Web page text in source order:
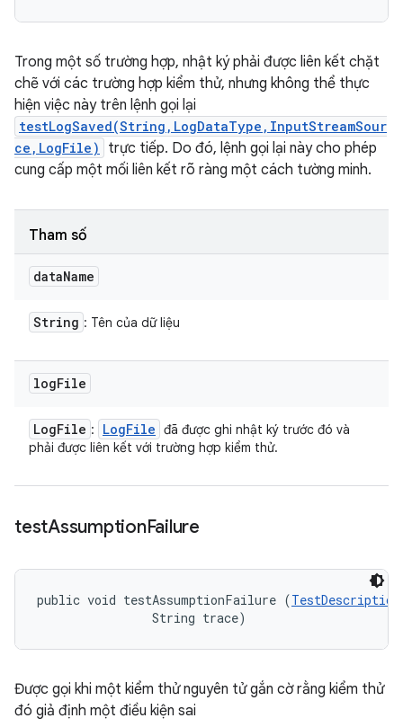
Trong một số trường hợp, nhật ký phải được liên kết chặt
chẽ với các trường hợp kiểm thử, nhưng không thể thực
hiện việc này trên lệnh gọi lại
testLogSaved(String,LogDataType,InputStreamSour
ce,LogFile)
trực tiếp. Do đó, lệnh gọi lại này cho phép
cung cấp một mối liên kết rõ ràng một cách tường minh.
Tham số
dataName
String : Tên của dữ liệu
logFile
LogFile : LogFile đã được ghi nhật ký trước đó và
phải được liên kết với trường hợp kiểm thử.
testAssumptionFailure
public void testAssumptionFailure (TestDescription
                String trace)
Được gọi khi một kiểm thử nguyên tử gắn cờ rằng kiểm thử
đó giả định một điều kiện sai